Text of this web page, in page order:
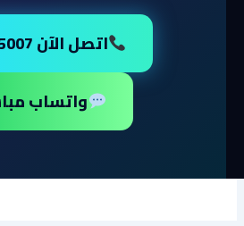
اتصل الآن 94955007
واتساب